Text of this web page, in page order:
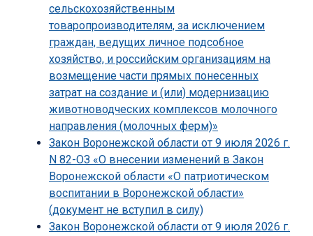
сельскохозяйственным
товаропроизводителям, за исключением
граждан, ведущих личное подсобное
хозяйство, и российским организациям на
возмещение части прямых понесенных
затрат на создание и (или) модернизацию
животноводческих комплексов молочного
направления (молочных ферм)»
Закон Воронежской области от 9 июля 2026 г.
N 82-ОЗ «О внесении изменений в Закон
Воронежской области «О патриотическом
воспитании в Воронежской области»
(документ не вступил в силу)
Закон Воронежской области от 9 июля 2026 г.